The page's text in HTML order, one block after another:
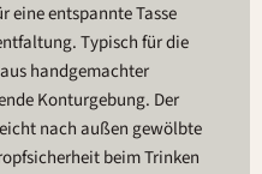
eine entspannte Tasse
Typisch für die
aus handgemachter
Konturgebung. Der
nach außen gewölbte
beim Trinken